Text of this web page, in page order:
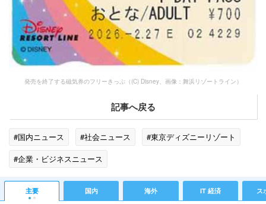
発売を終了する磁気券のフリーきっぷ（(C) Disney、画像：舞浜リゾートライン）
記事へ戻る
#国内ニュース #社会ニュース
#東京ディズニーリゾート
#企業・ビジネスニュース
主要 国内 海外 IT 経済 ス